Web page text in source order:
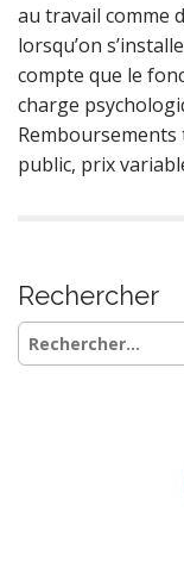
au travail comme
lorsqu’on
compte que le
charge
Remboursements
public, prix
Rechercher
Rechercher :